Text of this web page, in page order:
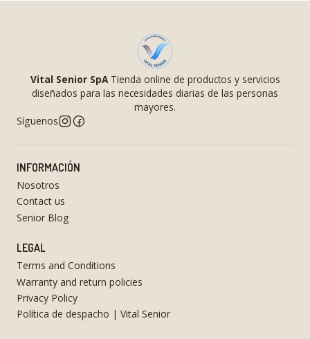
Vital Senior SpATienda online de productos y servicios
diseñados para las necesidades diarias de las personas
mayores.
Síguenos
INFORMACIÓN
Nosotros
Contact us
Senior Blog
LEGAL
Terms and Conditions
Warranty and return policies
Privacy Policy
Política de despacho | Vital Senior